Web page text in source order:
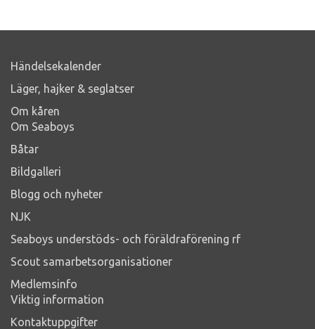
Händelsekalender
Läger, hajker & seglatser
Om kåren
Om Seaboys
Båtar
Bildgalleri
Blogg och nyheter
NJK
Seaboys understöds- och föräldraförening rf
Scout samarbetsorganisationer
Medlemsinfo
Viktig information
Kontaktuppgifter